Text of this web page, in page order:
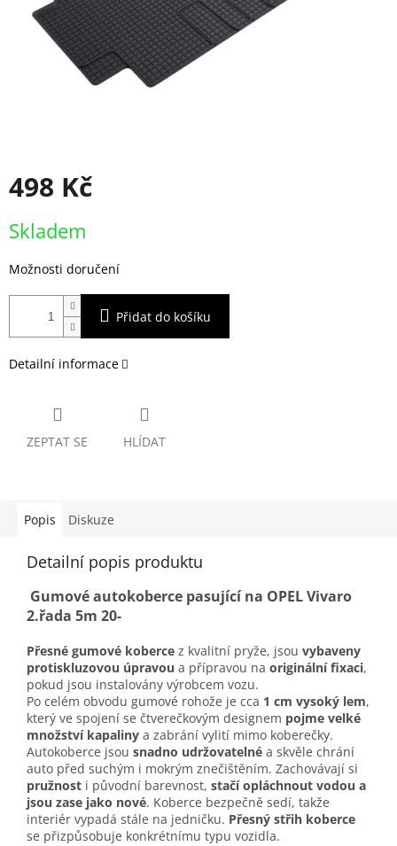
498 Kč
cena:
Skladem
Možnosti doručení
Přidat do košíku
Detailní informace
ZEPTAT SE HLÍDAT
Popis Diskuze
Detailní popis produktu
Gumové autokoberce pasující na OPEL Vivaro
2.řada 5m 20-
Přesné gumové koberce z kvalitní pryže, jsou vybaveny
protiskluzovou úpravou a přípravou na originální fixaci,
pokud jsou instalovány výrobcem vozu.
Po celém obvodu gumové rohože je cca 1 cm vysoký lem,
který ve spojení se čtverečkovým designem pojme velké
množství kapaliny a zabrání vylití mimo koberečky.
Autokoberce jsou snadno udržovatelné a skvěle chrání
auto před suchým i mokrým znečištěním. Zachovávají si
pružnost i původní barevnost, stačí opláchnout vodou a
jsou zase jako nové. Koberce bezpečně sedí, takže
interiér vypadá stále na jedničku. Přesný střih koberce
se přizpůsobuje konkrétnímu typu vozidla.